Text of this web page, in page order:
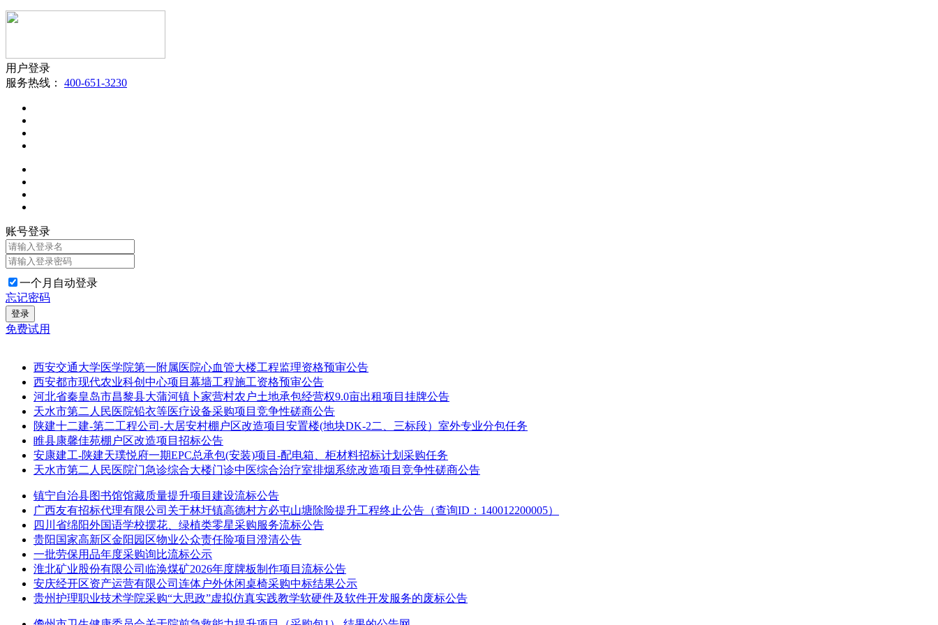
用户登录
服务热线： 400-651-3230
账号登录
一个月自动登录
忘记密码
登录
免费试用
西安交通大学医学院第一附属医院心血管大楼工程监理资格预审公告
西安都市现代农业科创中心项目幕墙工程施工资格预审公告
河北省秦皇岛市昌黎县大蒲河镇卜家营村农户土地承包经营权9.0亩出租项目挂牌公告
天水市第二人民医院铅衣等医疗设备采购项目竞争性磋商公告
陕建十二建-第二工程公司-大居安村棚户区改造项目安置楼(地块DK-2二、三标段）室外专业分包任务
睢县康馨佳苑棚户区改造项目招标公告
安康建工-陕建天璞悦府一期EPC总承包(安装)项目-配电箱、柜材料招标计划采购任务
天水市第二人民医院门急诊综合大楼门诊中医综合治疗室排烟系统改造项目竞争性磋商公告
镇宁自治县图书馆馆藏质量提升项目建设流标公告
广西友有招标代理有限公司关于林圩镇高德村方必屯山塘除险提升工程终止公告（查询ID：140012200005）
四川省绵阳外国语学校摆花、绿植类零星采购服务流标公告
贵阳国家高新区金阳园区物业公众责任险项目澄清公告
一批劳保用品年度采购询比流标公示
淮北矿业股份有限公司临涣煤矿2026年度牌板制作项目流标公告
安庆经开区资产运营有限公司连体户外休闲桌椅采购中标结果公示
贵州护理职业技术学院采购“大思政”虚拟仿真实践教学软硬件及软件开发服务的废标公告